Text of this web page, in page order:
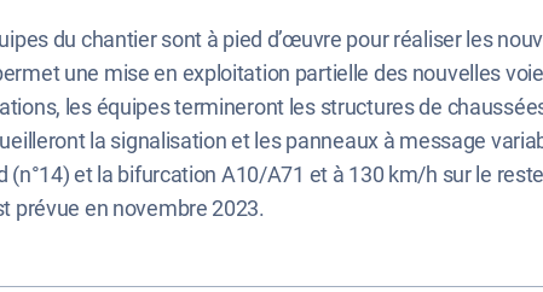
du chantier sont à pied d’œuvre pour réaliser les
une mise en exploitation partielle des nouvelles
les équipes termineront les structures de
la signalisation et les panneaux à message
(n°14) et la bifurcation A10/A71 et à 130 km/h sur le
prévue en novembre 2023.